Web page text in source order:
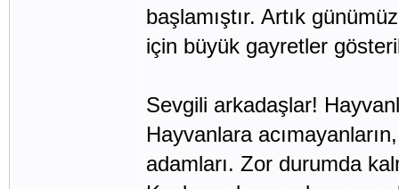
başlamıştır. Artık
için büyük gayretler
Sevgili arkadaşlar!
Hayvanlara
adamları. Zor durumda